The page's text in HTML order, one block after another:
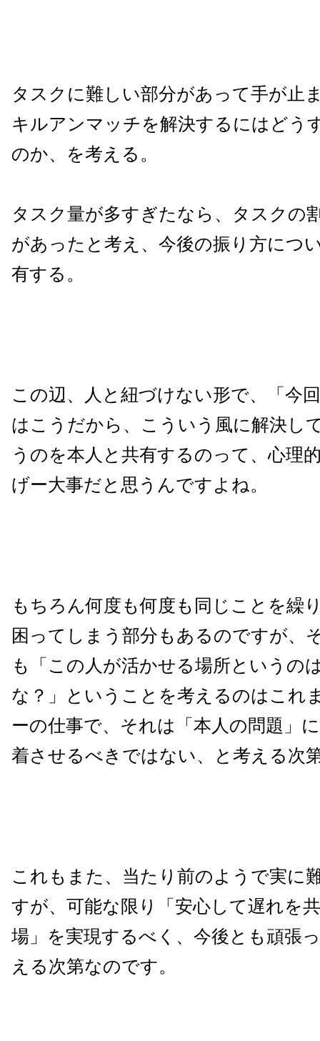
タスクに難しい部分があって手が止
キルアンマッチを解決するにはどう
のか、を考える。
タスク量が多すぎたなら、タスクの
があったと考え、今後の振り方につ
有する。
この辺、人と紐づけない形で、「今
はこうだから、こういう風に解決し
うのを本人と共有するのって、心理
げー大事だと思うんですよね。
もちろん何度も何度も同じことを繰
困ってしまう部分もあるのですが、
も「この人が活かせる場所というの
な？」ということを考えるのはこれ
ーの仕事で、それは「本人の問題」
着させるべきではない、と考える次
これもまた、当たり前のようで実に
すが、可能な限り「安心して遅れを
場」を実現するべく、今後とも頑張
える次第なのです。